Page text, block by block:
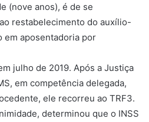
(nove anos), é de se
restabelecimento do auxílio-
em aposentadoria por
julho de 2019. Após a Justiça
em competência delegada,
ele recorreu ao TRF3.
determinou que o INSS